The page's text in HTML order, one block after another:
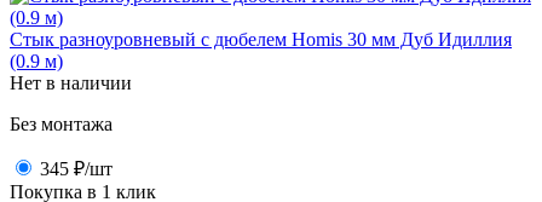
Стык разноуровневый с дюбелем Homis 30 мм Дуб Идиллия
(0.9 м)
Нет в наличии
Без монтажа
345 ₽/шт
Покупка в 1 клик